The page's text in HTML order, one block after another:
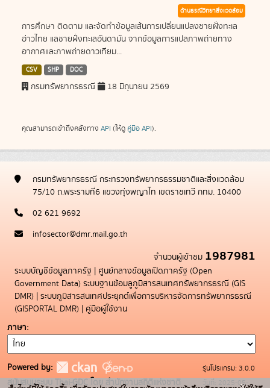
ด้านธรณีวิทยาสิ่งแวดล้อม
การศึกษา ติดตาม และจัดทำข้อมูลเส้นการเปลี่ยนแปลงชายฝั่งทะเล
อ่าวไทย แลชายฝั่งทะเลอันดามัน จากข้อมูลการแปลภาพถ่ายทาง
อากาศและภาพถ่ายดาวเทียม...
CSV SHP DOC
กรมทรัพยากรธรณี 18 มิถุนายน 2569
คุณสามารถเข้าถึงคลังทาง API (ให้ดู คู่มือ API).
กรมทรัพยากรธรณี กระทรวงทรัพยากรธรรมชาติและสิ่งแวดล้อม
75/10 ถ.พระรามที่6 แขวงทุ่งพญาไท เขตราชเทวี กทม. 10400
02 621 9692
infosector@dmr.mail.go.th
จำนวนผู้เข้าชม 1987981
ระบบบัญชีข้อมูลภาครัฐ | ศูนย์กลางข้อมูลเปิดภาครัฐ (Open
Government Data) ระบบฐานข้อมลูภูมิสารสนเทศทรัพยากรธรณี (GIS
DMR) | ระบบภูมิสารสนเทศประยุกต์เพื่อการบริหารจัดการทรัพยากรธรณี
(GISPORTAL DMR) | คู่มือผู้ใช้งาน
ภาษา
Powered by:
สนับสนุนระบบ Thai-GDC โดย สำนักงานสถิติแห่งชาติ
รุ่นโปรแกรม: 3.0.0
วันที่: 2025-05-